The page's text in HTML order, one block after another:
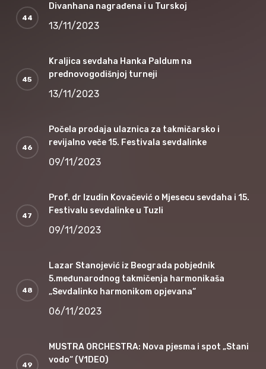
Divanhana nagrađena i u Turskoj
13/11/2023
Kraljica sevdaha Hanka Paldum na
prednovogodišnjoj turneji
13/11/2023
Počela prodaja ulaznica za takmičarsko i
revijalno veče 15. Festivala sevdalinke
09/11/2023
Prof. dr Izudin Kovačević o Mjesecu sevdaha i 15.
Festivalu sevdalinke u Tuzli
09/11/2023
Lazar Stanojević iz Beograda pobjednik
5.međunarodnog takmičenja harmonikaša
„Sevdalinko harmonikom opjevana“
06/11/2023
MUSTRA ORCHESTRA: Nova pjesma i spot „Stani
vodo“ (V1DEO)